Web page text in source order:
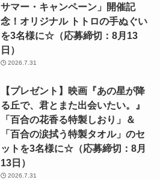
サマー・キャンペーン」開催記
念！オリジナル トトロの手ぬぐい
を3名様に☆（応募締切：8月13
日）
2026.7.31
【プレゼント】映画『あの星が降
る丘で、君とまた出会いたい。』
「百合の花香る特製しおり」＆
「百合の涙拭う特製タオル」のセ
ットを3名様に☆（応募締切：8月
13日）
2026.7.31